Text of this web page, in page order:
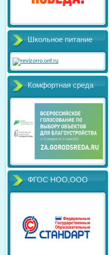
Школьное питание
Комфортная среда
ФГОС НОО,ООО